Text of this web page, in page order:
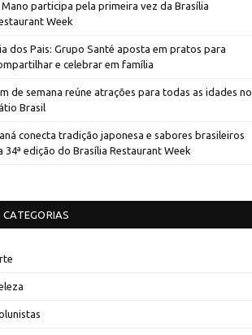
Mano participa pela primeira vez da Brasília
Week
dos Pais: Grupo Santé aposta em pratos para
e celebrar em família
de semana reúne atrações para todas as idades no
Brasil
conecta tradição japonesa e sabores brasileiros
34ª edição do Brasília Restaurant Week
CATEGORIAS